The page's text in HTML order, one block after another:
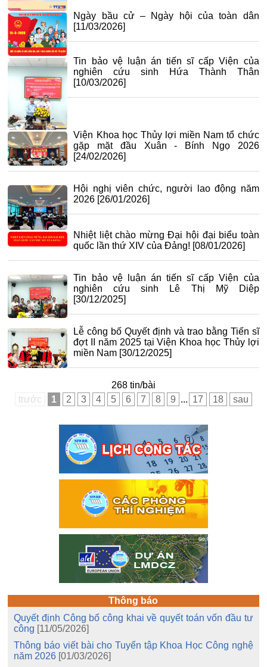
Ngày bầu cử – Ngày hội của toàn dân
[11/03/2026]
Tin bảo vệ luận án tiến sĩ cấp Viện của
nghiên cứu sinh Hứa Thành Thân
[10/03/2026]
Viện Khoa học Thủy lợi miền Nam tổ chức
gặp mặt đầu Xuân - Bính Ngọ 2026
[24/02/2026]
Hội nghị viên chức, người lao động năm
2026 [26/01/2026]
Nhiệt liệt chào mừng Đại hội đại biểu toàn
quốc lần thứ XIV của Đảng! [08/01/2026]
Tin bảo vệ luận án tiến sĩ cấp Viện của
nghiên cứu sinh Lê Thị Mỹ Diệp
[30/12/2025]
Lễ công bố Quyết định và trao bằng Tiến sĩ
đợt II năm 2025 tại Viện Khoa học Thủy lợi
miền Nam [30/12/2025]
268 tin/bài
trước
1 2 3 4 5 6 7 8 9 ... 17 18 sau
Thông báo
Quyết định Công bố công khai về quyết toán vốn đầu tư
công [11/05/2026]
Thông báo viết bài cho Tuyển tập Khoa Học Công nghệ
năm 2026 [01/03/2026]